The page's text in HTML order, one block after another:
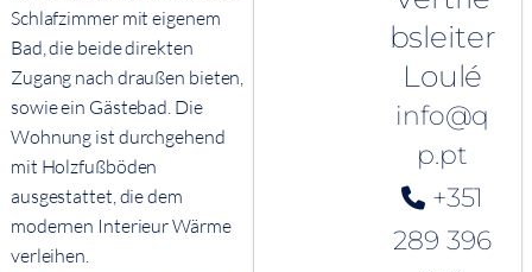
Schlafzimmer mit eigenem
Bad, die beide direkten
Zugang nach draußen bieten,
sowie ein Gästebad. Die
Wohnung ist durchgehend
mit Holzfußböden
ausgestattet, die dem
modernen Interieur Wärme
verleihen.
bsleiter
Loulé
info@q
p.pt
+351
289 396